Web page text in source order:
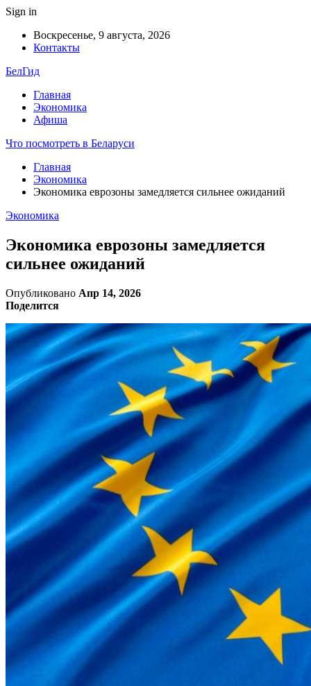
Sign in
Воскресенье, 9 августа, 2026
Контакты
БелГид
Главная
Экономика
Афиша
Что посмотреть в Беларуси
Главная
Экономика
Экономика еврозоны замедляется сильнее ожиданий
Экономика
Экономика еврозоны замедляется
сильнее ожиданий
Опубликовано Апр 14, 2026
Поделится